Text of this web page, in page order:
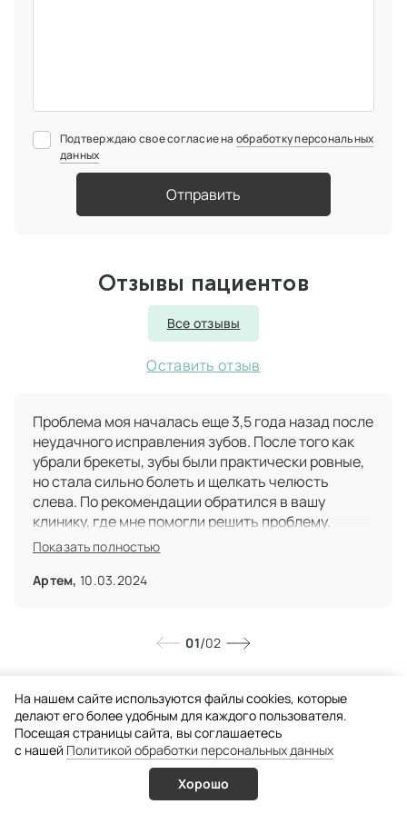
Подтверждаю свое согласие на обработку персональных
данных
Отправить
Отзывы пациентов
Все отзывы
Оставить отзыв
Проблема моя началась еще 3,5 года назад после
неудачного исправления зубов. После того как
убрали брекеты, зубы были практически ровные,
но стала сильно болеть и щелкать челюсть
слева. По рекомендации обратился в вашу
клинику, где мне помогли решить проблему.
Лечение правда было небыстрое, потребовалось
Богорад Светлане Михайловне и Грибунову Глебу
Показать полностью
Артем, 10.03.2024
01/02
Статью проверил эксперт
Пастьян Андрей Альбертович
Квалифицированный специалист в области
имплантации зубов, челюстно-лицевой
На нашем сайте используются файлы cookies, которые
делают его более удобным для каждого пользователя.
Посещая страницы сайта, вы соглашаетесь
c нашей Политикой обработки персональных данных
Хорошо
Онлайн запись